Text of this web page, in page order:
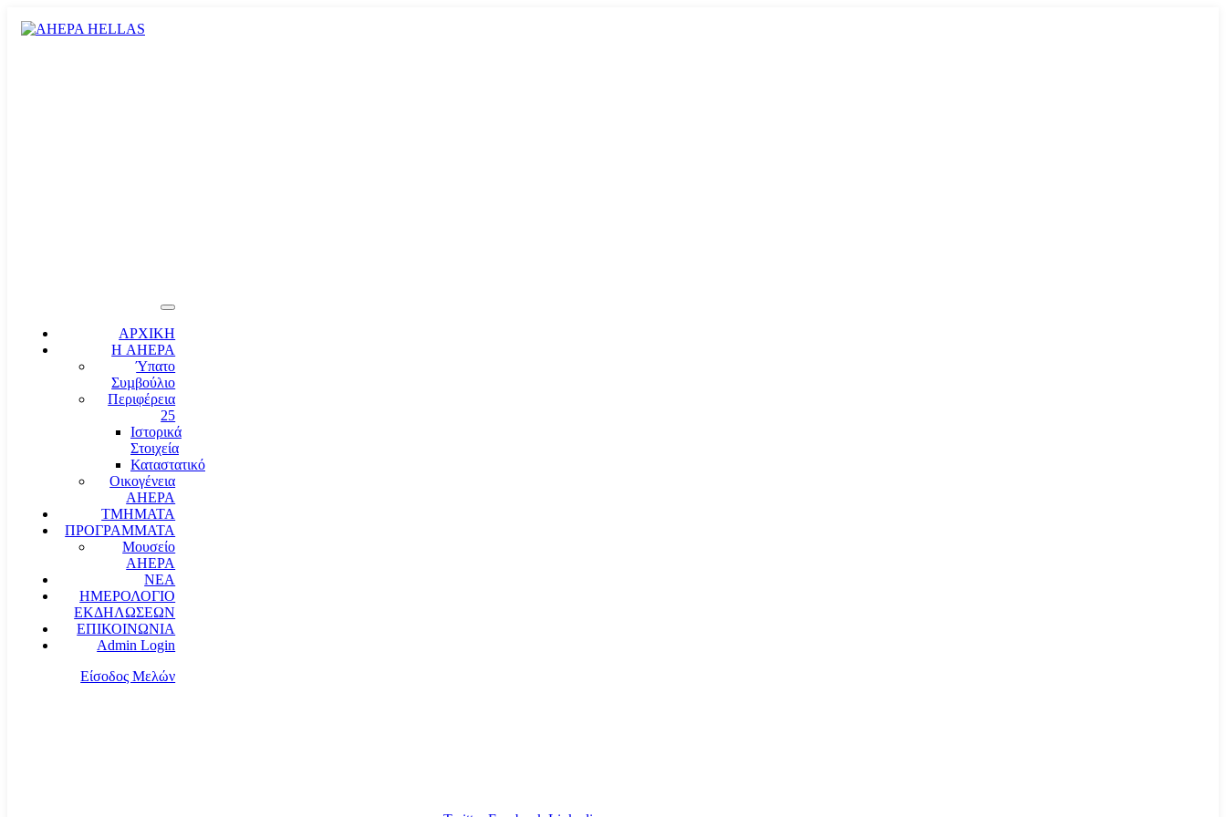
ΑΡΧΙΚΗ
Η AHEPA
Ύπατο
Συµβούλιο
Περιφέρεια
25
Ιστορικά
Στοιχεία
Καταστατικό
Οικογένεια
AHEPA
ΤΜΗΜΑΤΑ
ΠΡΟΓΡΑΜΜΑΤΑ
Μουσείο
AHEPA
ΝΕΑ
ΗΜΕΡΟΛΟΓΙΟ
ΕΚΔΗΛΩΣΕΩΝ
ΕΠΙΚΟΙΝΩΝΙΑ
Admin Login
Είσοδος Μελών